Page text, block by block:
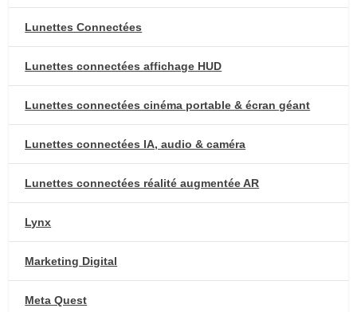
Lunettes Connectées
Lunettes connectées affichage HUD
Lunettes connectées cinéma portable & écran géant
Lunettes connectées IA, audio & caméra
Lunettes connectées réalité augmentée AR
Lynx
Marketing Digital
Meta Quest